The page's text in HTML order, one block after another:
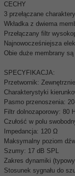
CECHY
3 przełączane
Wkładka z dwiema
Przełączany filtr
Najnowocześniejsza
Obie duże membrany
SPECYFIKACJA:
Przetwornik:
Charakterystyki
Pasmo przenoszenia:
Filtr dolnozaporowy: 80
Czułość w polu
Impedancja: 120 Ω
Maksymalny poziom
Szumy: 17 dB SPL
Zakres dynamiki
Stosunek sygnału do